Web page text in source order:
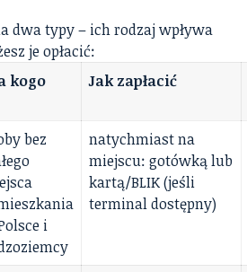
dwa typy – ich rodzaj wpływa
je opłacić:
kogo Jak zapłacić
bez
i
natychmiast na
miejscu: gotówką lub
kartą/BLIK (jeśli
terminal dostępny)